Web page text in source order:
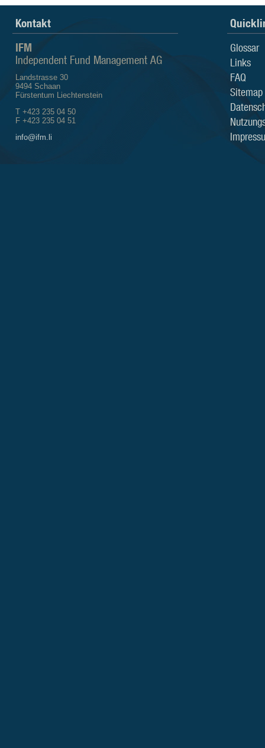
Kontakt
IFM
Independent Fund Management AG
Landstrasse 30
9494 Schaan
Fürstentum Liechtenstein
T +423 235 04 50
F +423 235 04 51
info@ifm.li
Glossar
Links
FAQ
Sitemap